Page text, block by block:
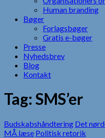
Human branding
Bøger
Forlagsbøger
Gratis e-bøger
Presse
Nyhedsbrev
Blog
Kontakt
Tag: SMS’er
Budskabshåndtering Det
MÅ læse Politisk retorik